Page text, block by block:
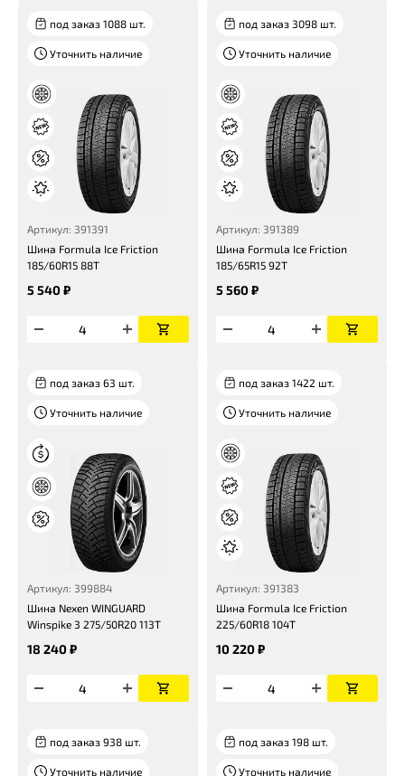
под заказ 1088 шт.
Уточнить наличие
Артикул: 391391
Шина Formula Ice Friction
185/60R15 88T
5 540 ₽
под заказ 3098 шт.
Уточнить наличие
Артикул: 391389
Шина Formula Ice Friction
185/65R15 92T
5 560 ₽
под заказ 63 шт.
Уточнить наличие
Артикул: 399884
Шина Nexen WINGUARD
Winspike 3 275/50R20 113T
18 240 ₽
под заказ 1422 шт.
Уточнить наличие
Артикул: 391383
Шина Formula Ice Friction
225/60R18 104T
10 220 ₽
под заказ 938 шт.
Уточнить наличие
под заказ 198 шт.
Уточнить наличие